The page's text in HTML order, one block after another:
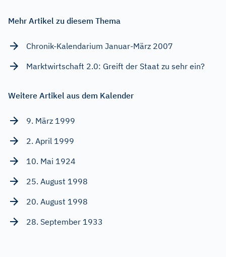
Mehr Artikel zu diesem Thema
Chronik-Kalendarium Januar-März 2007
Marktwirtschaft 2.0: Greift der Staat zu sehr ein?
Weitere Artikel aus dem Kalender
9. März 1999
2. April 1999
10. Mai 1924
25. August 1998
20. August 1998
28. September 1933